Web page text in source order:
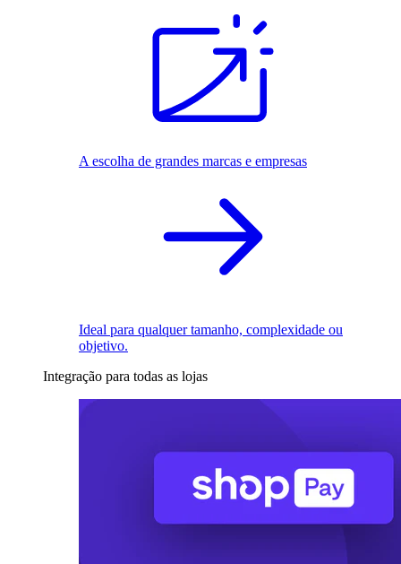
A escolha de grandes marcas e empresas
Ideal para qualquer tamanho, complexidade ou
objetivo.
Integração para todas as lojas